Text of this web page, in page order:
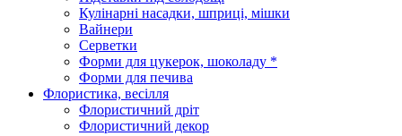
Кулінарні насадки, шприці, мішки
Вайнери
Серветки
Форми для цукерок, шоколаду *
Форми для печива
Флористика, весілля
Флористичний дріт
Флористичний декор